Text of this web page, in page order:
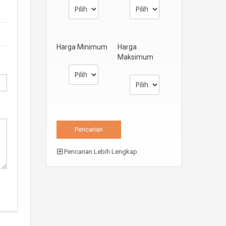
Harga Minimum
Harga
Maksimum
Pencarian Lebih Lengkap